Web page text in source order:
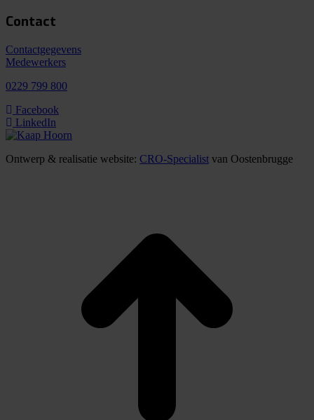
Contact
Contactgegevens
Medewerkers
0229 799 800
Facebook
LinkedIn
Ontwerp & realisatie website: CRO-Specialist van Oostenbrugge